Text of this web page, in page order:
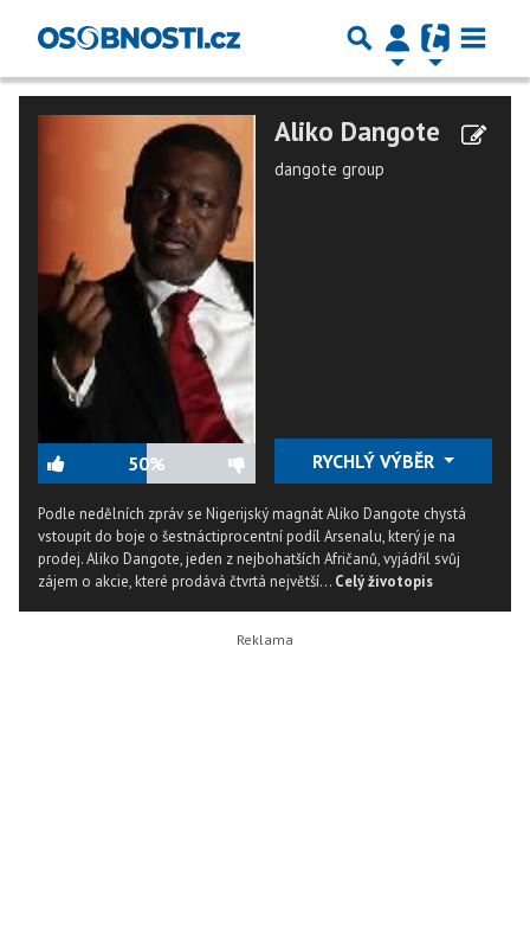
50%
Aliko Dangote
dangote group
RYCHLÝ VÝBĚR
Podle nedělních zpráv se Nigerijský magnát Aliko Dangote chystá
vstoupit do boje o šestnáctiprocentní podíl Arsenalu, který je na
prodej. Aliko Dangote, jeden z nejbohatších Afričanů, vyjádřil svůj
zájem o akcie, které prodává čtvrtá největší... Celý životopis